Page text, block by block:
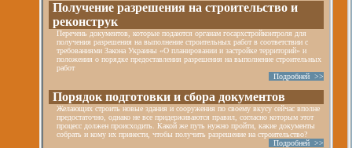
Получение разрешения на строительство и
реконструк
Перечень документов, которые подаются органам госархстройконтроля для
получения разрешения на выполнение строительных работ в соответствии с
требованиями Закона Украины «О планировании и застройке территорий» и
положения о порядке предоставления разрешения на выполнение строительных
работ
Подробней >>
Порядок подготовки и сбора документов
Желающих строить новые здания и сооружения по своему вкусу сейчас вполне
предостаточно, однако не все придерживаются правил, согласно которым этот
процесс должен происходить. Какой же путь нужно пройти, какие документы
собрать и кому их принести, чтобы получить разрешение на строительство?
Подробней >>